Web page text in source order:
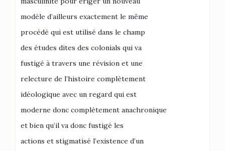
modèle d’ailleurs exactement le même
procédé qui est utilisé dans le champ
des études dites des colonials qui va
fustigé à travers une révision et une
relecture de l’histoire complètement
idéologique avec un regard qui est
moderne donc complètement anachronique
et bien qu’il va donc fustigé les
actions et stigmatisé l’existence d’un